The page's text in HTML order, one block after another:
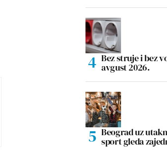
Bez struje i bez
avgust 2026.
Beograd uz
sport gleda